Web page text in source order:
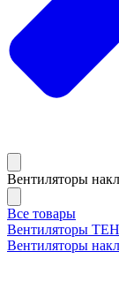
Вентиляторы
Все товары
Вентиляторы
Вентиляторы